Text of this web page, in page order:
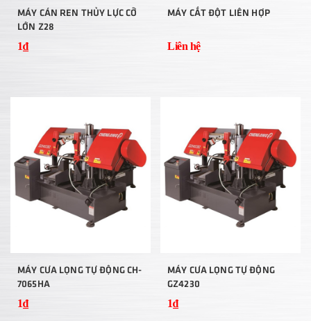
MÁY CÁN REN THỦY LỰC CỠ
LỚN Z28
1₫
MÁY CẮT ĐỘT LIÊN HỢP
Liên hệ
MÁY CƯA LỌNG TỰ ĐỘNG CH-
7065HA
1₫
MÁY CƯA LỌNG TỰ ĐỘNG
GZ4230
1₫